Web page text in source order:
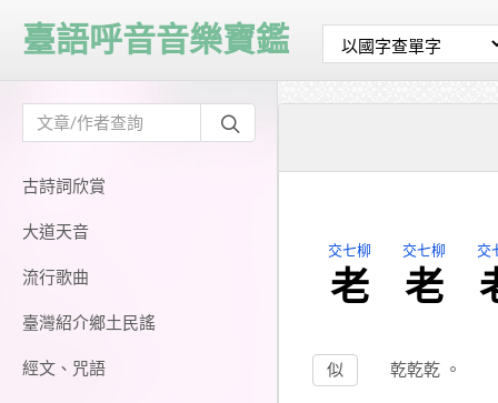
古詩詞欣賞
大道天音
流行歌曲
臺灣紹介鄉土民謠
經文、咒語
臺語呼音音樂寶鑑
交七柳
老
交七柳
老
交
乾乾乾 。
似